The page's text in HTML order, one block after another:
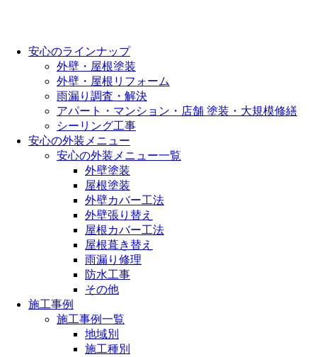
安心のラインナップ
外壁・屋根塗装
外壁・屋根リフォーム
雨漏り調査・解決
アパート・マンション・店舗 塗装・大規模修繕
シーリング工事
安心の外装メニュー
安心の外装メニュー一覧
外壁塗装
屋根塗装
外壁カバー工法
外壁張り替え
屋根カバー工法
屋根葺き替え
雨漏り修理
防水工事
その他
施工事例
施工事例一覧
地域別
施工種別